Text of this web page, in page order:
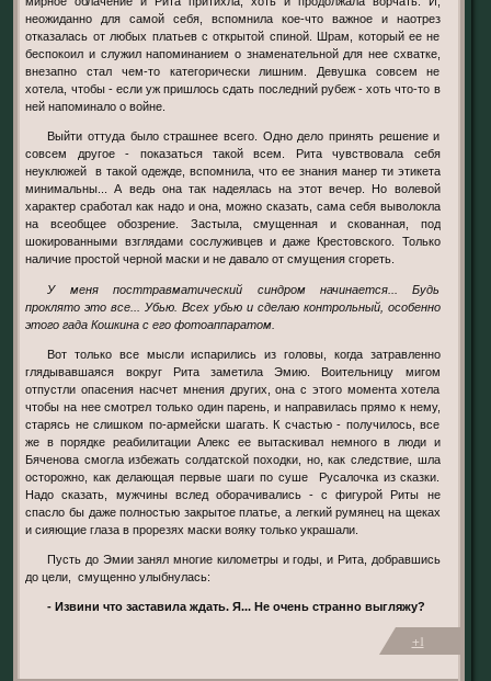
неожиданно для самой себя, вспомнила кое-что важное и наотрез
отказалась от любых платьев с открытой спиной. Шрам, который ее не
беспокоил и служил напоминанием о знаменательной для нее схватке,
внезапно стал чем-то категорически лишним. Девушка совсем не
хотела, чтобы - если уж пришлось сдать последний рубеж - хоть что-то в
ней напоминало о войне.
Выйти оттуда было страшнее всего. Одно дело принять решение и
совсем другое - показаться такой всем. Рита чувствовала себя
неуклюжей в такой одежде, вспомнила, что ее знания манер ти этикета
минимальны... А ведь она так надеялась на этот вечер. Но волевой
характер сработал как надо и она, можно сказать, сама себя выволокла
на всеобщее обозрение. Застыла, смущенная и скованная, под
шокированными взглядами сослуживцев и даже Крестовского. Только
наличие простой черной маски и не давало от смущения сгореть.
У меня посттравматический синдром начинается... Будь
проклято это все... Убью. Всех убью и сделаю контрольный, особенно
этого гада Кошкина с его фотоаппаратом.
Вот только все мысли испарились из головы, когда затравленно
глядывавшаяся вокруг Рита заметила Эмию. Воительницу мигом
отпустли опасения насчет мнения других, она с этого момента хотела
чтобы на нее смотрел только один парень, и направилась прямо к нему,
старясь не слишком по-армейски шагать. К счастью - получилось, все
же в порядке реабилитации Алекс ее вытаскивал немного в люди и
Бяченова смогла избежать солдатской походки, но, как следствие, шла
осторожно, как делающая первые шаги по суше Русалочка из сказки.
Надо сказать, мужчины вслед оборачивались - с фигурой Риты не
спасло бы даже полностью закрытое платье, а легкий румянец на щеках
и сияющие глаза в прорезях маски вояку только украшали.
Пусть до Эмии занял многие километры и годы, и Рита, добравшись
до цели, смущенно улыбнулась:
- Извини что заставила ждать. Я... Не очень странно выгляжу?
+1